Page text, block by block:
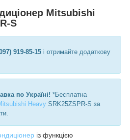
Mitsubishi
S
919-85-15 і отримайте додаткову
по Україні! *Бесплатна
Heavy SRK25ZSPR-S за
із функцією